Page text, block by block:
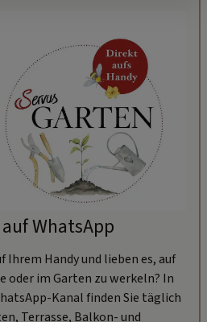
WhatsApp
Ihrem Handy und lieben es, auf
oder im Garten zu werkeln? In
Kanal finden Sie täglich
Terrasse, Balkon- und